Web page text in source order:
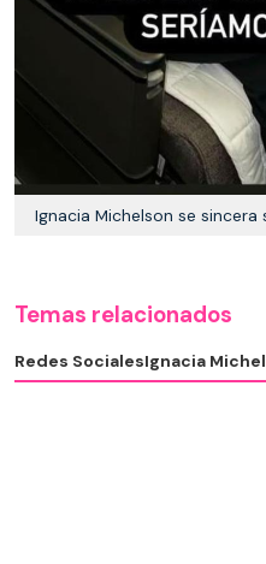
Ignacia Michelson se
Temas relacionados
Redes SocialesIgnacia